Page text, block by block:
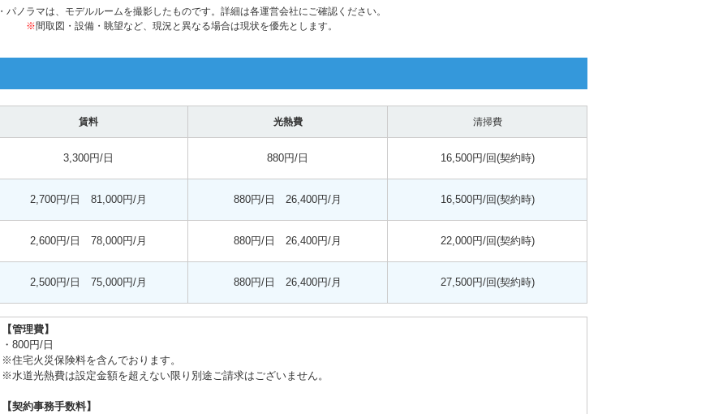
パノラマは、モデルルームを撮影したものです。詳細は各運営会社にご確認ください。
※間取図・設備・眺望など、現況と異なる場合は現状を優先とします。
賃料 光熱費 清掃費
3,300円/日 880円/日 16,500円/回(契約時)
2,700円/日 81,000円/月 880円/日 26,400円/月 16,500円/回(契約時)
2,600円/日 78,000円/月 880円/日 26,400円/月 22,000円/回(契約時)
2,500円/日 75,000円/月 880円/日 26,400円/月 27,500円/回(契約時)
【管理費】
・800円/日
※住宅火災保険料を含んでおります。
※水道光熱費は設定金額を超えない限り別途ご請求はございません。
【契約事務手数料】